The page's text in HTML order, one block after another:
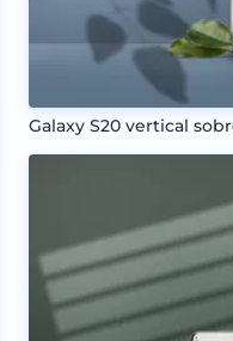
Galaxy S20 vertical